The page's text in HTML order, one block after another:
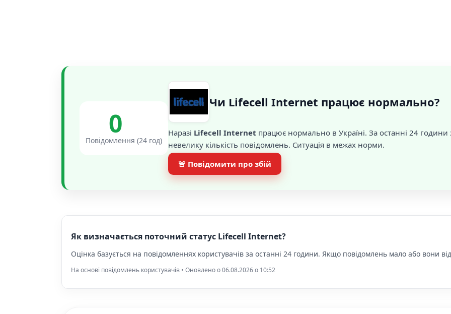
0
Повідомлення (24 год)
Чи Lifecell Internet працює нормально?
Наразі Lifecell Internet працює нормально в Україні. За останні 24
невелику кількість повідомлень. Ситуація в межах норми.
🚨 Повідомити про збій
Як визначається поточний статус Lifecell Internet?
Оцінка базується на повідомленнях користувачів за останні 24 години. Якщо повідомлень мало або вони
На основі повідомлень користувачів • Оновлено о 06.08.2026 o 10:52